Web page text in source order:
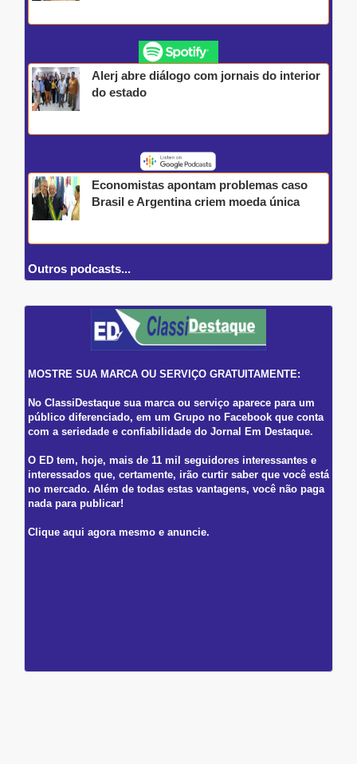
Alerj abre diálogo com jornais do interior
do estado
Economistas apontam problemas caso
Brasil e Argentina criem moeda única
Outros podcasts...
MOSTRE SUA MARCA OU SERVIÇO GRATUITAMENTE:
No ClassiDestaque sua marca ou serviço aparece para um
público diferenciado, em um Grupo no Facebook que conta
com a seriedade e confiabilidade do Jornal Em Destaque.
O ED tem, hoje, mais de 11 mil seguidores interessantes e
interessados que, certamente, irão curtir saber que você está
no mercado. Além de todas estas vantagens, você não paga
nada para publicar!
Clique aqui agora mesmo e anuncie.